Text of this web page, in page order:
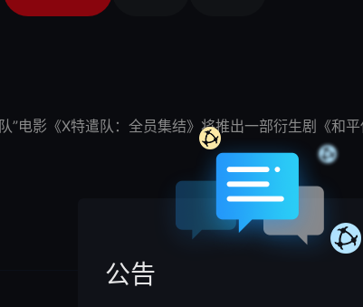
”电影《X特遣队：全员集结》将推出一部衍生剧《和
公告